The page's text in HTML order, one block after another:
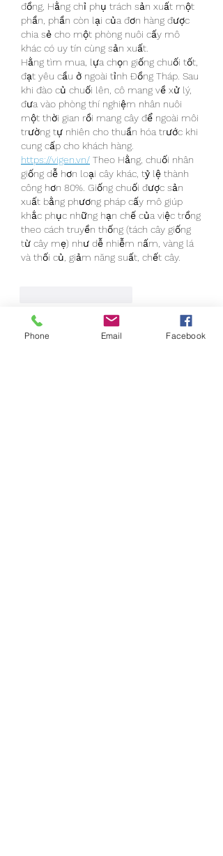
đồng, Hằng chỉ phụ trách sản xuất một
phần, phần còn lại của đơn hàng được
chia sẻ cho một phòng nuôi cấy mô
khác có uy tín cùng sản xuất.
Hằng tìm mua, lựa chọn giống chuối tốt,
đạt yêu cầu ở ngoài tỉnh Đồng Tháp. Sau
khi đào củ chuối lên, cô mang về xử lý,
đưa vào phòng thí nghiệm nhân nuôi
một thời gian rồi mang cây để ngoài môi
trường tự nhiên cho thuần hóa trước khi
https://vigen.vn/ Theo Hằng, chuối nhân
giống dễ hơn loại cây khác, tỷ lệ thành
công hơn 80%. Giống chuối được sản
xuất bằng phương pháp cấy mô giúp
khắc phục những hạn chế của việc trồng
theo cách truyền thống (tách cây giống
từ cây mẹ) như dễ nhiễm nấm, vàng lá
và thối củ, giảm năng suất, chết cây.
Mostrar mais comentários
Phone Email Facebook